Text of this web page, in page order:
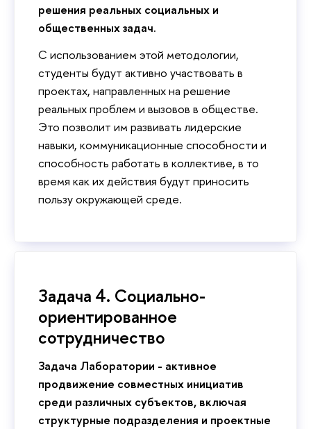
решения реальных социальных и
общественных задач.
С использованием этой методологии,
студенты будут активно участвовать в
проектах, направленных на решение
реальных проблем и вызовов в обществе.
Это позволит им развивать лидерские
навыки, коммуникационные способности и
способность работать в коллективе, в то
время как их действия будут приносить
пользу окружающей среде.
Задача 4. Социально-
ориентированное
сотрудничество
Задача Лаборатории - активное
продвижение совместных инициатив
среди различных субъектов, включая
структурные подразделения и проектные